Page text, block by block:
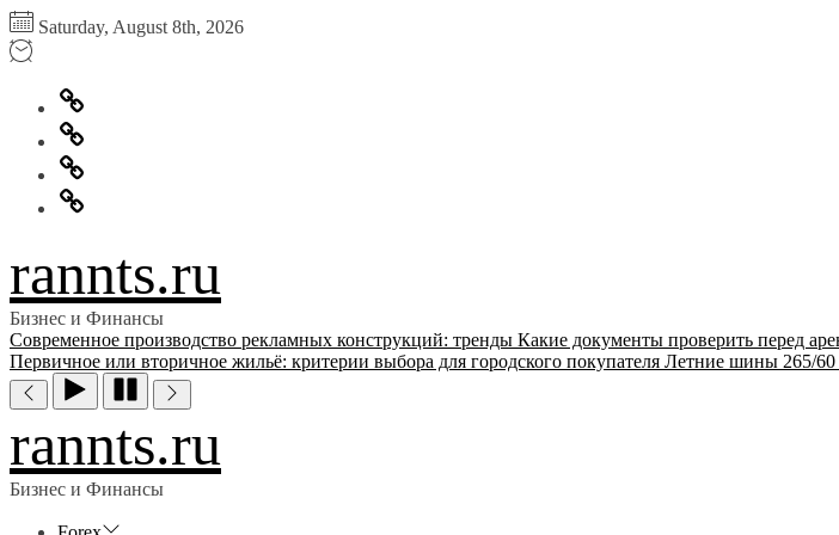
Перейти
к
содержимому
Saturday, August 8th, 2026
Главная
Информация
для
правообладателей
Обратная
связь
Политика
конфиденциальности
rannts.ru
Бизнес и Финансы
Современное производство рекламных конструкций: тренды Какие документы проверить перед
Первичное или вторичное жильё: критерии выбора для городского покупателя Летние шины 265/60
rannts.ru
Бизнес и Финансы